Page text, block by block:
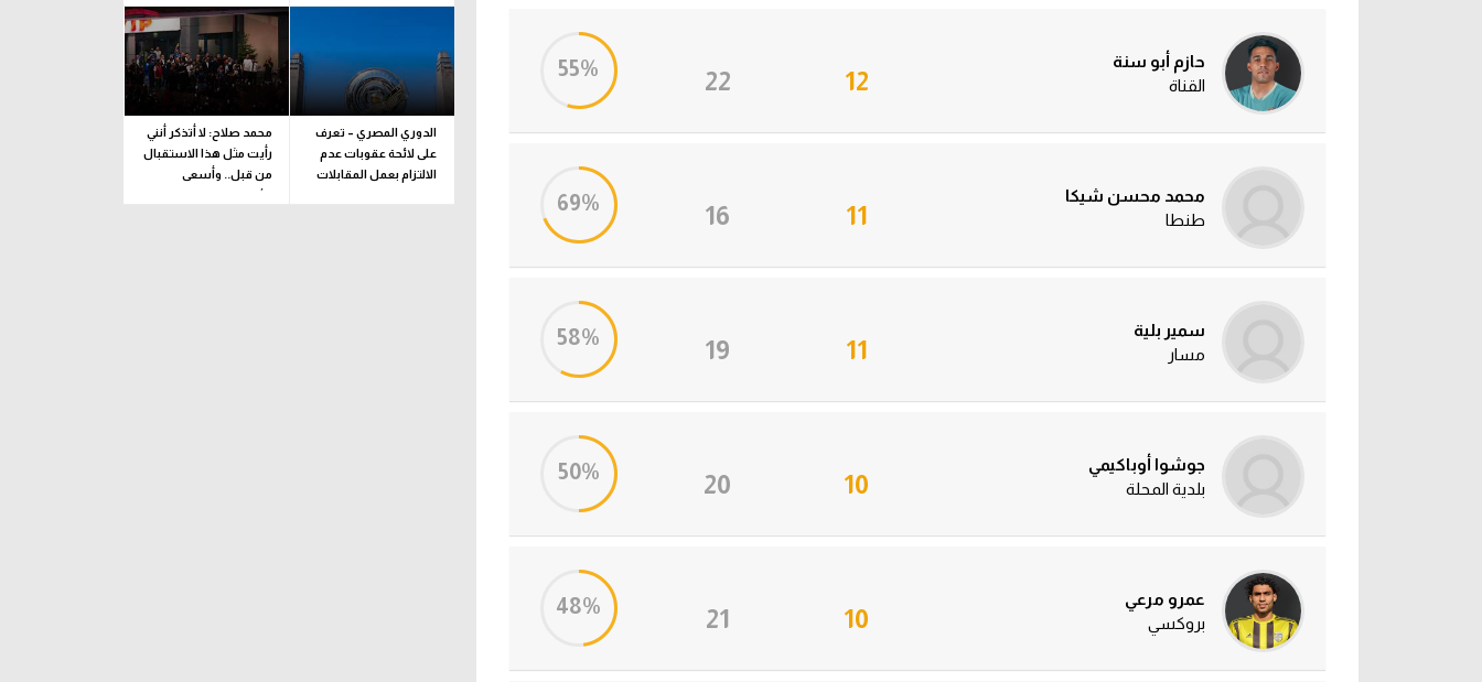
حازم أبو سنة
القناة
12
22
55%
محمد محسن شيكا
طنطا
11
16
69%
سمير بلية
مسار
11
19
58%
جوشوا أوباكيمي
بلدية المحلة
10
20
50%
عمرو مرعي
بروكسي
10
21
48%
الدوري المصري – تعرف
على لائحة عقوبات عدم
الالتزام بعمل المقابلات
محمد صلاح: لا أتذكر أنني
رأيت مثل هذا الاستقبال
من قبل.. وأسعى
للألقاب مع الفريق